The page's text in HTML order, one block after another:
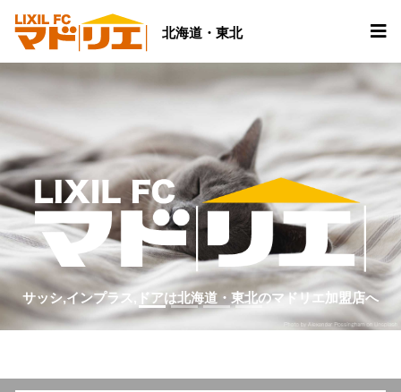
北海道・東北
サッシ,インプラス,ドアは北海道・東北のマドリエ加盟店へ